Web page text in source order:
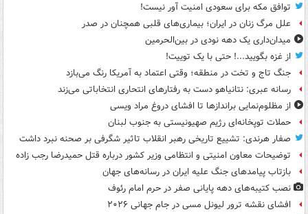
توافق مکه برای سعودی امنیت آور نیست!
علل مرگ زنان در ایران؛ بیماری‌های قلبی همچنان در صدر
میدان‌داری یک دهه نودی در بین‌الحرمین
از غزه بگویید...! حتی با یک توییت!
جنگ تاج و تخت در منطقه؛ وقتی اعتماد به آمریکا رنگ می‌بازد
رسانه عبری: نتانیاهو دست به رفتارهای انتحاری انتخاباتی می‌زند
از مظلوم‌نمایی براندازها تا افشای دروغ مراد ویسی
حملات توپخانه‌ای رژیم صهیونیستی به جنوب لبنان
صفار هرندی: تشییع تاریخی رهبر انقلاب تاثیر شگرفی بر صحنه نبرد داشت
توضیحات معاون امنیتی و انتظامی وزیر کشور درباره قتل حمیدرضا رجب زاده
بازتاب پیامدهای جنگ علیه ایران در رسانه‌های جهان
نصب کتیبه‌های دهه پایانی صفر در حرم امام رئوف
افشای نقشه ترور لیونل مسی در جام جهانی ۲۰۲۶